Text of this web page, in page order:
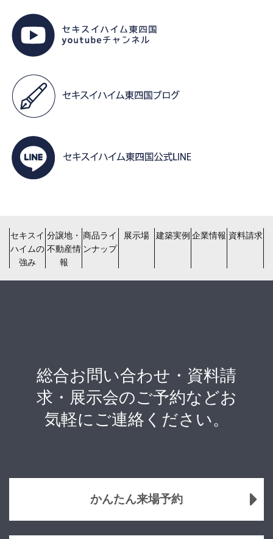
セキスイ
ハイムの
強み
分譲地・
不動産情
報
商品ライ
ンナップ
展示場 建築実例 企業情報 資料請求
総合お問い合わせ・資料請
求・展示会のご予約などお
気軽にご連絡ください。
かんたん来場予約